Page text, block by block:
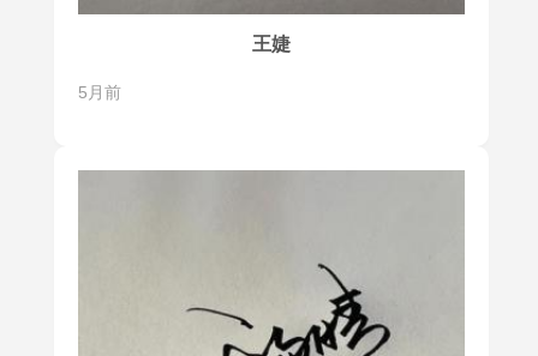
王婕
5月前